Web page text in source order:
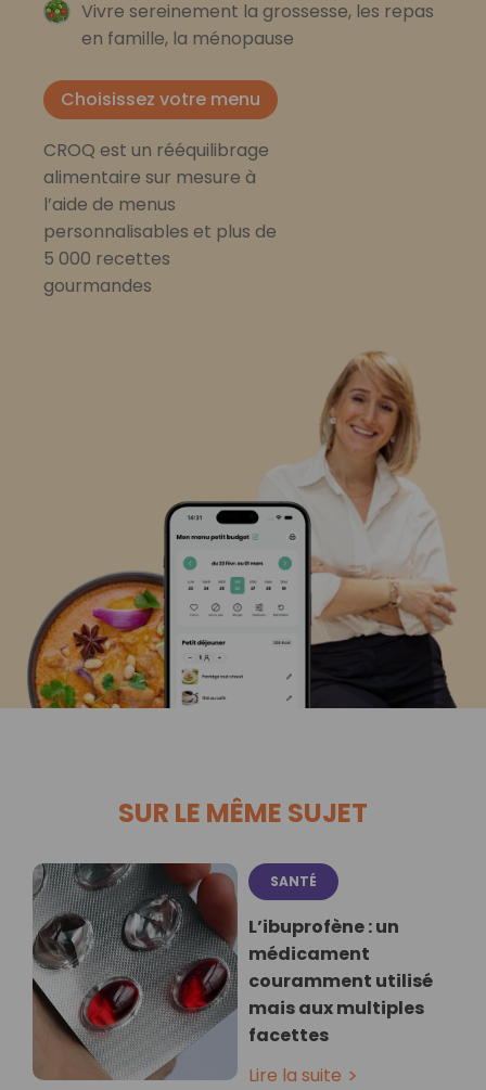
Vivre sereinement la grossesse, les repas
en famille, la ménopause
Choisissez votre menu
CROQ est un rééquilibrage
alimentaire sur mesure à
l’aide de menus
personnalisables et plus de
5 000 recettes
gourmandes
SUR LE MÊME SUJET
SANTÉ
L’ibuprofène : un
médicament
couramment utilisé
mais aux multiples
facettes
Lire la suite